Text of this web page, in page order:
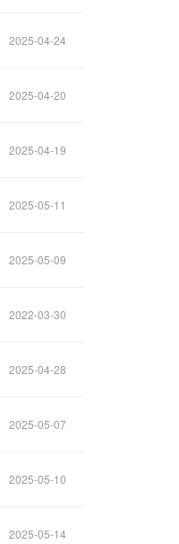
2025-04-24
2025-04-20
2025-04-19
2025-05-11
2025-05-09
2022-03-30
2025-04-28
2025-05-07
2025-05-10
2025-05-14